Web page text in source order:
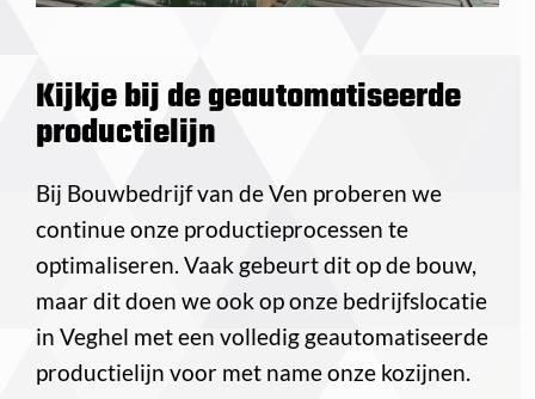
Kijkje bij de geautomatiseerde
productielijn
Bij Bouwbedrijf van de Ven proberen we
continue onze productieprocessen te
optimaliseren. Vaak gebeurt dit op de bouw,
maar dit doen we ook op onze bedrijfslocatie
in Veghel met een volledig geautomatiseerde
productielijn voor met name onze kozijnen.